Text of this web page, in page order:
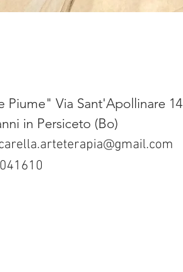
Piume" Via Sant'Apollinare 14
in Persiceto (Bo)